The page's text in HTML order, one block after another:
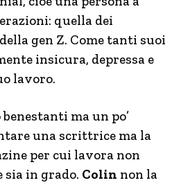
quella dei
gen Z. Come tanti suoi
insicura, depressa e
lavoro.
ma un po’
una scrittrice ma la
per cui lavora non
sia in grado. Colin non la